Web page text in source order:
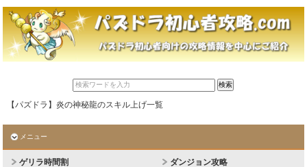
【パズドラ】炎の神秘龍のスキル上げ一覧
メニュー
ゲリラ時間割 ダンジョン攻略